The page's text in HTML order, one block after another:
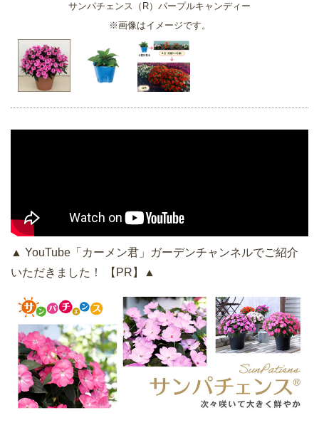
サンパチェンス（R）パープルキャンディー
※画像はイメージです。
▲ YouTube「カーメン君」ガーデンチャンネルでご紹介
いただきました！ 【PR】▲